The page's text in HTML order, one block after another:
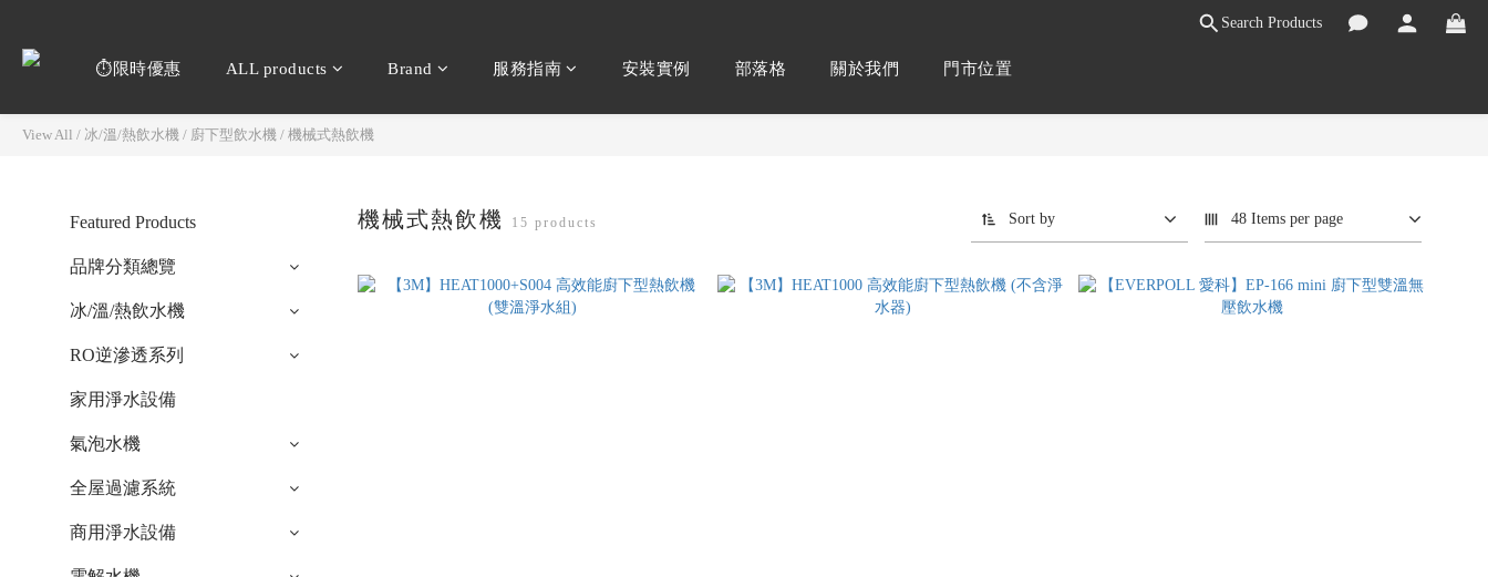
Search Products
⏱️限時優惠 ALL products Brand 服務指南 安裝實例 部落格 關於我們 門市位置
View All / 冰/溫/熱飲水機 / 廚下型飲水機 / 機械式熱飲機
Featured Products
品牌分類總覽
冰/溫/熱飲水機
RO逆滲透系列
家用淨水設備
氣泡水機
全屋過濾系統
商用淨水設備
機械式熱飲機 15 products Sort by 48 Items per page